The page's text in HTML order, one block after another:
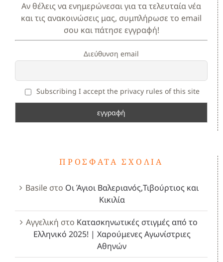
Αν θέλεις να ενημερώνεσαι για τα τελευταία νέα
και τις ανακοινώσεις μας, συμπλήρωσε το email
σου και πάτησε εγγραφή!
Διεύθυνση email
Subscribing I accept the privacy rules of this site
ΠΡΌΣΦΑΤΑ ΣΧΌΛΙΑ
Basileστο Οι Άγιοι Βαλεριανός,Τιβούρτιος και
Κικιλία
Αγγελική στο Κατασκηνωτικές στιγμές από το
Ελληνικό 2025! | Χαρούμενες Αγωνίστριες
Αθηνών